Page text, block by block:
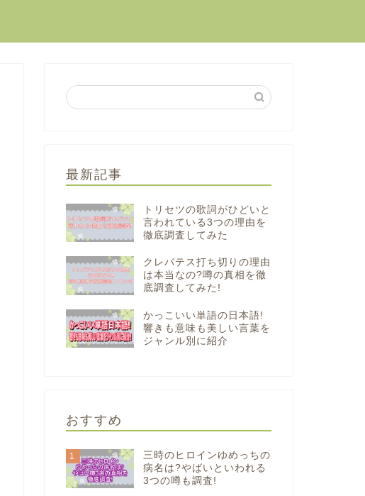
最新記事
トリセツの歌詞がひどいと
言われている3つの理由を
徹底調査してみた
クレバテス打ち切りの理由
は本当なの?噂の真相を徹
底調査してみた!
かっこいい単語の日本語!
響きも意味も美しい言葉を
ジャンル別に紹介
おすすめ
1
三時のヒロインゆめっちの
病名は?やばいといわれる
3つの噂も調査!